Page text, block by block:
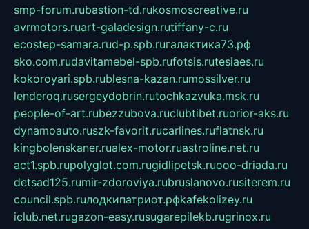
smp-forum.rubastion-td.rukosmoscreative.ru
avrmotors.ruart-galadesign.rutiffany-c.ru
ecostep-samara.rud-p.spb.ruгалактика73.рф
sko.com.rudavitamebel-spb.rufotsis.rutesiaes.ru
kokoroyari.spb.rublesna-kazan.rumossilver.ru
lenderoq.rusergeydobrin.rutochkazvuka.msk.ru
people-of-art.rubezzubova.ruclubtibet.ruorior-aks.ru
dynamoauto.ruszk-favorit.rucarlines.ruflatnsk.ru
kingbolenskaner.rualex-motor.ruastroline.net.ru
act1.spb.rupolyglot.com.rugidlipetsk.ruooo-driada.ru
detsad125.rumir-zdoroviya.rubruslanovo.rusiterem.ru
council.spb.ruлодкипатриот.рфkafekolizey.ru
iclub.net.rugazon-easy.rusugarepilekb.rugrinox.ru